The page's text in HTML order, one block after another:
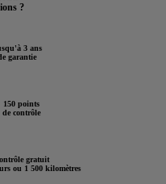
?
3 ans
garantie
150 points
de contrôle
gratuit
ou 1 500 kilomètres